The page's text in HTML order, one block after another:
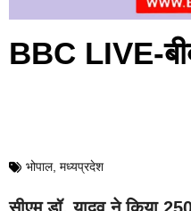
BBC LIVE-
भोपाल, मध्यप्रदेश